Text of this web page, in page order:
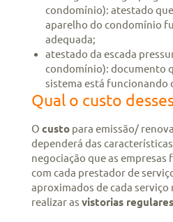
condomínio): atestado
aparelho do condomínio
adequada;
atestado da escada
condomínio): documento
sistema está funcionando
Qual o custo
O custo para emissão/
dependerá das
negociação que as empresas
com cada prestador de
aproximados de cada serviço
realizar as vistorias regulares